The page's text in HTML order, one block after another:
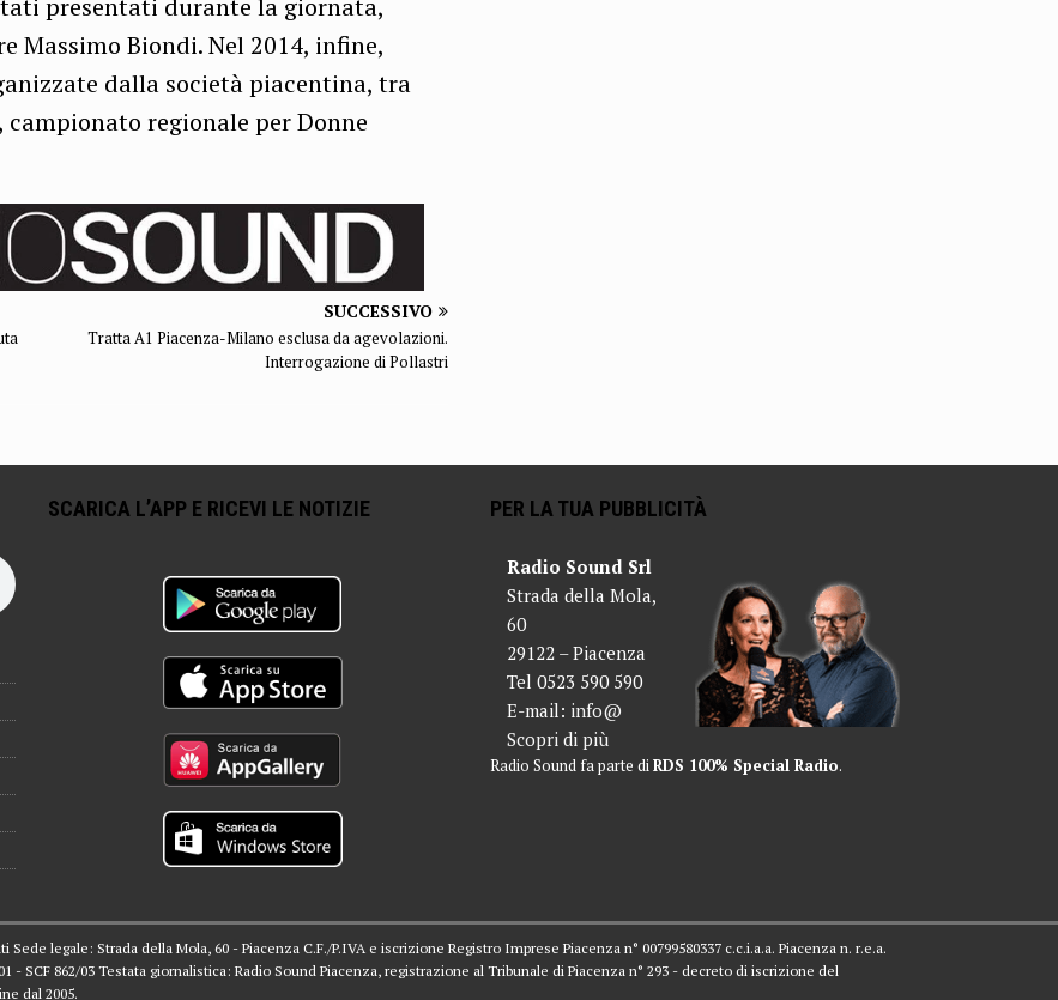
presentati durante la giornata,
Massimo Biondi. Nel 2014, infine,
dalla società piacentina, tra
regionale per Donne
SUCCESSIVO
Tratta A1 Piacenza-Milano esclusa da agevolazioni.
Interrogazione di Pollastri
SCARICA L’APP E RICEVI LE NOTIZIE PER LA TUA PUBBLICITÀ
Radio Sound Srl
Strada della Mola,
60
29122 – Piacenza
Tel 0523 590 590
E-mail: info@
Scopri di più
Radio Sound fa parte diRDS 100% Special Radio.
legale: Strada della Mola, 60 - Piacenza C.F./P.IVA e iscrizione Registro Imprese Piacenza n° 00799580337 c.c.i.a.a. Piacenza n. r.e.a.
- SCF 862/03 Testata giornalistica: Radio Sound Piacenza, registrazione al Tribunale di Piacenza n° 293 - decreto di iscrizione del
dal 2005.